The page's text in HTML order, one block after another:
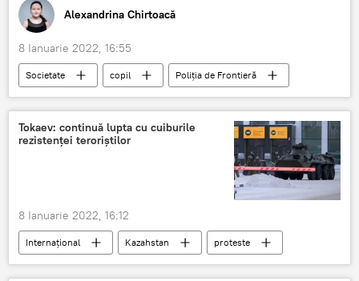
Alexandrina Chirtoacă
8 Ianuarie 2022, 16:55
Societate copil
Poliția de Frontieră
rătăcit
Știri din Moldova
Tokaev: continuă lupta cu cuiburile
rezistenței teroriștilor
8 Ianuarie 2022, 16:12
Internațional Kazahstan
proteste
Lupte
terorism